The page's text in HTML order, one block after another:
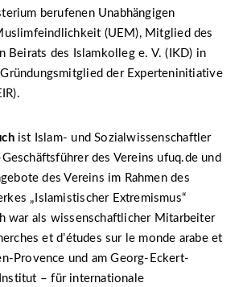
berufenen Unabhängigen
(UEM), Mitglied des
Beirats des Islamkolleg e. V. (IKD) in
der Experteninitiative
ist Islam- und Sozialwissenschaftler
des Vereins ufuq.de und
des Vereins im Rahmen des
„Islamistischer Extremismus“
war als wissenschaftlicher Mitarbeiter
et d’études sur le monde arabe et
Provence und am Georg-Eckert-
– für internationale